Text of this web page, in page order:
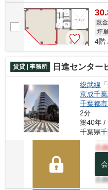
敷金
坪
4階
賃貸 | 事務所 日進センタ
総武線 「
京成千
千葉都
2分
築40年 /
千葉県